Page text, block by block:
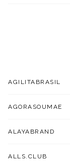
AGILITABRASIL
AGORASOUMAE
ALAYABRAND
ALLS.CLUB